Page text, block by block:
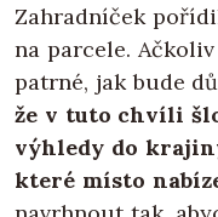
Zahradníček
na parcele.
patrné, jak bude
že v tuto chvíli
výhledy do
které místo